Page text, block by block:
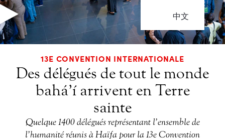
中文
13E CONVENTION INTERNATIONALE
Des délégués de tout le monde
bahá’í arrivent en Terre
sainte
Quelque 1 400 délégués représentant l’ensemble de
l’humanité réunis à Haïfa pour la 13e Convention